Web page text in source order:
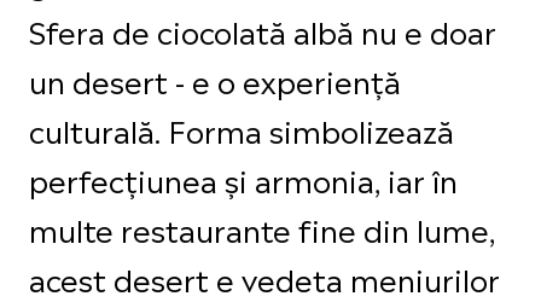
Sfera de ciocolată albă nu e doar
un desert - e o experiență
culturală. Forma simbolizează
perfecțiunea și armonia, iar în
multe restaurante fine din lume,
acest desert e vedeta meniurilor